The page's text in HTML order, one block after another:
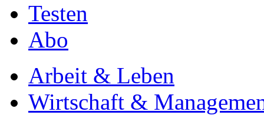
Testen
Abo
Arbeit & Leben
Wirtschaft &